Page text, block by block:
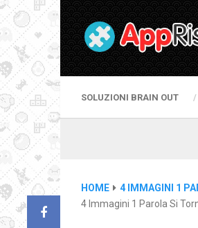
SOLUZIONI BRAIN OUT
HOME
4 IMMAGINI 1
4 Immagini 1 Parola Si